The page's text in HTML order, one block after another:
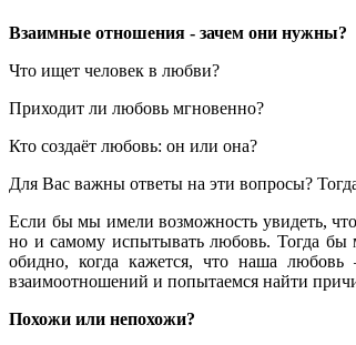
Взаимные отношения - зачем они нужны?
Что ищет человек в любви?
Приходит ли любовь мгновенно?
Кто создаёт любовь: он или она?
Для Вас важны ответы на эти вопросы?
Если бы мы имели возможность увидеть,
но и самому испытывать любовь. Тогда бы
обидно, когда кажется, что наша
взаимоотношений и попытаемся найти
Похожи или непохожи?